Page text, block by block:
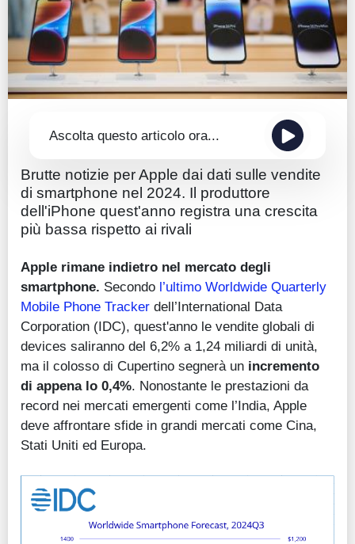
Ascolta questo articolo ora...
Brutte notizie per Apple dai dati sulle vendite
di smartphone nel 2024. Il produttore
dell'iPhone quest'anno registra una crescita
più bassa rispetto ai rivali
Apple rimane indietro nel mercato degli
smartphone. Secondo l’ultimo Worldwide Quarterly
Mobile Phone Tracker dell’International Data
Corporation (IDC), quest'anno le vendite globali di
devices saliranno del 6,2% a 1,24 miliardi di unità,
ma il colosso di Cupertino segnerà un incremento
di appena lo 0,4%. Nonostante le prestazioni da
record nei mercati emergenti come l’India, Apple
deve affrontare sfide in grandi mercati come Cina,
Stati Uniti ed Europa.